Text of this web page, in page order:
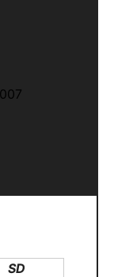
SD